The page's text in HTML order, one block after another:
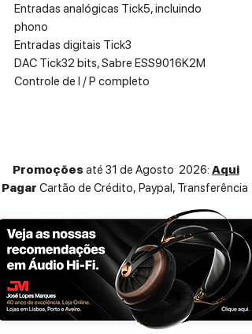
Entradas analógicas Tick5, incluindo
phono
Entradas digitais Tick3
DAC Tick32 bits, Sabre ESS9016K2M
Controle de I / P completo
Promoções até 31 de Agosto 2026: Aqui
Pagar Cartão de Crédito, Paypal, Transferência